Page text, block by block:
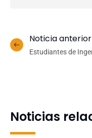
Noticia anterior
Estudiantes de
Noticias